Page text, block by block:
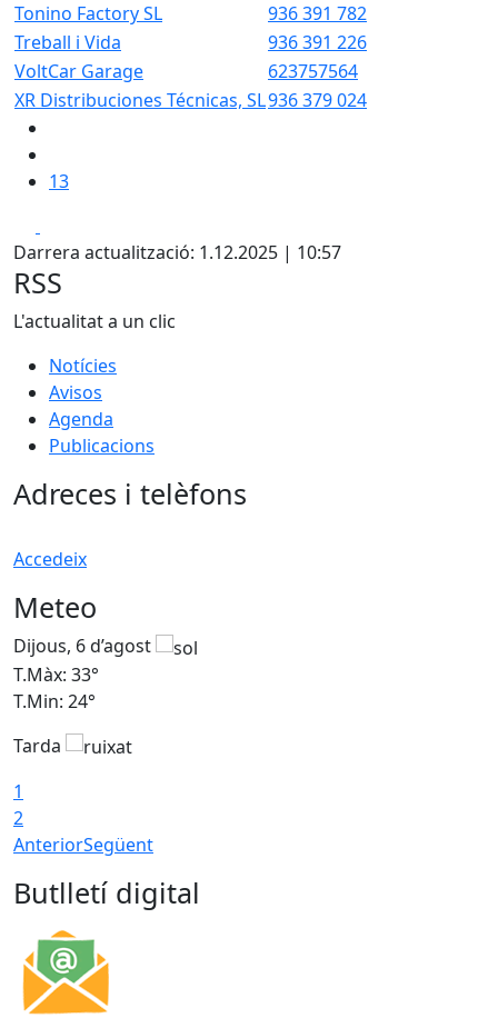
Tonino Factory SL
936 391 782
Treball i Vida
936 391 226
VoltCar Garage
623757564
XR Distribuciones Técnicas, SL936 379 024
13
Darrera actualització: 1.12.2025 | 10:57
RSS
L'actualitat a un clic
Notícies
Avisos
Agenda
Publicacions
Adreces i telèfons
Accedeix
Meteo
Dijous, 6 d’agost
T.Màx: 33°
T.Min: 24°
Tarda
1
2
AnteriorSegüent
Butlletí digital